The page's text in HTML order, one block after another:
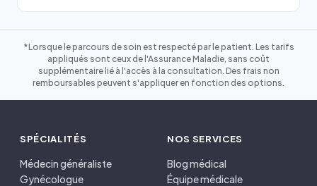
*Lorsque le parcours de soin est respecté par le patient. Les tarifs
appliqués sont ceux de l'Assurance Maladie, sans coût
supplémentaire lié à l'accès à la consultation. Des frais non
remboursables peuvent s'appliquer en fonction des options.
SPÉCIALITÉS
Médecin généraliste
Gynécologue
NOS SERVICES
Blog médical
Équipe médicale